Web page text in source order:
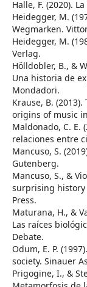
Halle, F. (2020).
Heidegger, M.
Wegmarken.
Heidegger, M.
Verlag.
Hölldobler, B., &
Una historia de
Mondadori.
Krause, B.
origins of music
Maldonado, C. E.
relaciones entre
Mancuso, S.
Gutenberg.
Mancuso, S., &
surprising
Press.
Maturana, H., &
Las raíces
Debate.
Odum, E. P.
society. Sinauer
Prigogine, I., &